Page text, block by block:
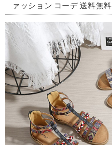
ァッション コーデ 送料無料